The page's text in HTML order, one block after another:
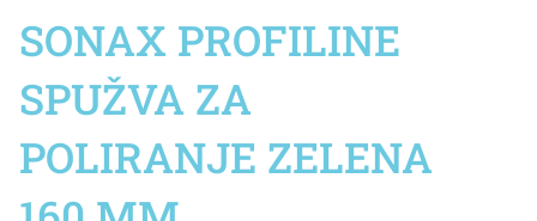
SONAX PROFILINE
SPUŽVA ZA
POLIRANJE ZELENA